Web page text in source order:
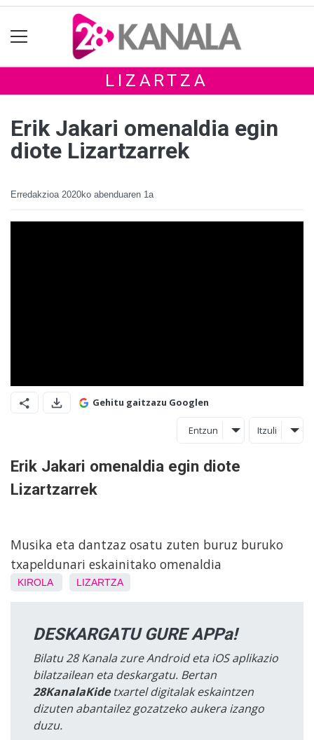
LIZARTZA
Erik Jakari omenaldia egin
diote Lizartzarrek
Erredakzioa 2020ko abenduaren 1a
Gehitu gaitzazu Googlen
Entzun Itzuli
Erik Jakari omenaldia egin diote
Lizartzarrek
Musika eta dantzaz osatu zuten buruz buruko
txapeldunari eskainitako omenaldia
KIROLA LIZARTZA
DESKARGATU GURE APPa!
Bilatu 28 Kanala zure Android eta iOS aplikazio
bilatzailean eta deskargatu. Bertan
28KanalaKidetxartel digitalak eskaintzen
dizuten abantailez gozatzeko aukera izango
duzu.